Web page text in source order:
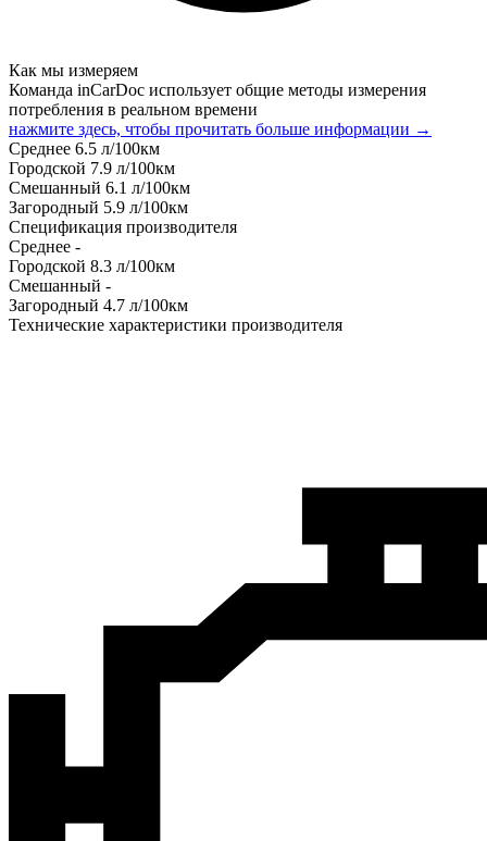
Как мы измеряем
Команда inCarDoc использует общие методы измерения
потребления в реальном времени
нажмите здесь, чтобы прочитать больше информации →
Среднее 6.5 л/100км
Городской 7.9 л/100км
Смешанный 6.1 л/100км
Загородный 5.9 л/100км
Спецификация производителя
Среднее -
Городской 8.3 л/100км
Смешанный -
Загородный 4.7 л/100км
Технические характеристики производителя